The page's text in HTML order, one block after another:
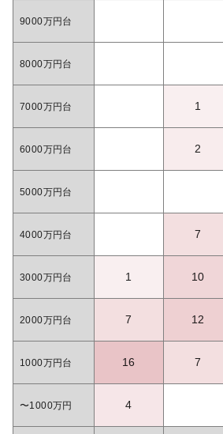
9000万円台
8000万円台
7000万円台 1
6000万円台 2
5000万円台
4000万円台 7
3000万円台 1 10
2000万円台 7 12
1000万円台 16 7
〜1000万円 4